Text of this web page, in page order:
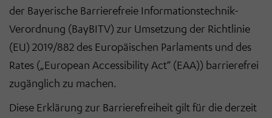
der Bayerische Barrierefreie Informationstechnik-
Verordnung (BayBITV) zur Umsetzung der Richtlinie
(EU) 2019/882 des Europäischen Parlaments und des
Rates („European Accessibility Act“ (EAA)) barrierefrei
zugänglich zu machen.
Diese Erklärung zur Barrierefreiheit gilt für die derzeit